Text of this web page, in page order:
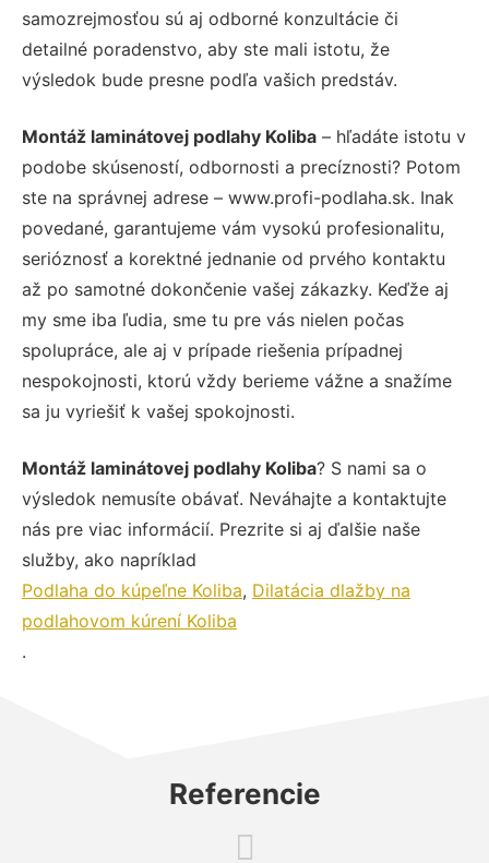
samozrejmosťou sú aj odborné konzultácie či
detailné poradenstvo, aby ste mali istotu, že
výsledok bude presne podľa vašich predstáv.
Montáž laminátovej podlahy Koliba – hľadáte istotu v
podobe skúseností, odbornosti a precíznosti? Potom
ste na správnej adrese – www.profi-podlaha.sk. Inak
povedané, garantujeme vám vysokú profesionalitu,
serióznosť a korektné jednanie od prvého kontaktu
až po samotné dokončenie vašej zákazky. Keďže aj
my sme iba ľudia, sme tu pre vás nielen počas
spolupráce, ale aj v prípade riešenia prípadnej
nespokojnosti, ktorú vždy berieme vážne a snažíme
sa ju vyriešiť k vašej spokojnosti.
Montáž laminátovej podlahy Koliba? S nami sa o
výsledok nemusíte obávať. Neváhajte a kontaktujte
nás pre viac informácií. Prezrite si aj ďalšie naše
služby, ako napríklad
Podlaha do kúpeľne Koliba, Dilatácia dlažby na
podlahovom kúrení Koliba
.
Referencie